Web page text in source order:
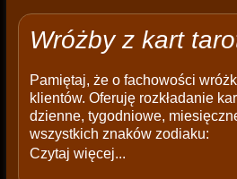
Wróżby z kart
Pamiętaj, że o fachowości
klientów. Oferuję rozkładanie
dzienne, tygodniowe,
wszystkich znaków zodiaku:
Czytaj więcej...